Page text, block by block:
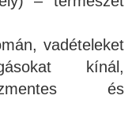
vadételeket
kínál,
és